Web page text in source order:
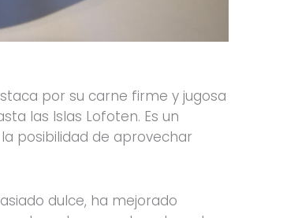
por su carne firme y jugosa
las Islas Lofoten. Es un
posibilidad de aprovechar
dulce, ha mejorado